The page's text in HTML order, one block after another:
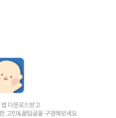
다운로드받고
고민&꿀팁글을 구경해보세요